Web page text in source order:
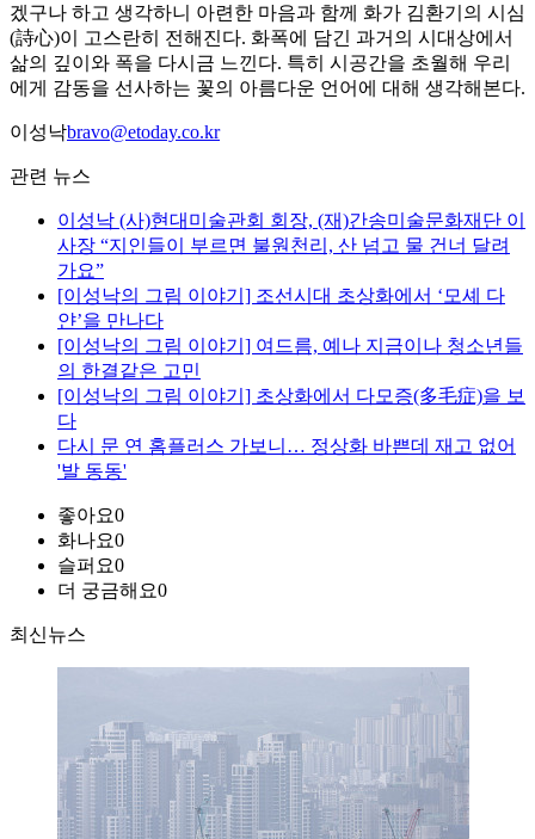
겠구나 하고 생각하니 아련한 마음과 함께 화가 김환기의 시심
(詩心)이 고스란히 전해진다. 화폭에 담긴 과거의 시대상에서
삶의 깊이와 폭을 다시금 느낀다. 특히 시공간을 초월해 우리
에게 감동을 선사하는 꽃의 아름다운 언어에 대해 생각해본다.
이성낙bravo@etoday.co.kr
관련 뉴스
이성낙 (사)현대미술관회 회장, (재)간송미술문화재단 이
사장 “지인들이 부르면 불원천리, 산 넘고 물 건너 달려
가요”
[이성낙의 그림 이야기] 조선시대 초상화에서 ‘모셰 다
얀’을 만나다
[이성낙의 그림 이야기] 여드름, 예나 지금이나 청소년들
의 한결같은 고민
[이성낙의 그림 이야기] 초상화에서 다모증(多毛症)을 보
다
다시 문 연 홈플러스 가보니… 정상화 바쁜데 재고 없어
'발 동동'
좋아요0
화나요0
슬퍼요0
더 궁금해요0
최신뉴스